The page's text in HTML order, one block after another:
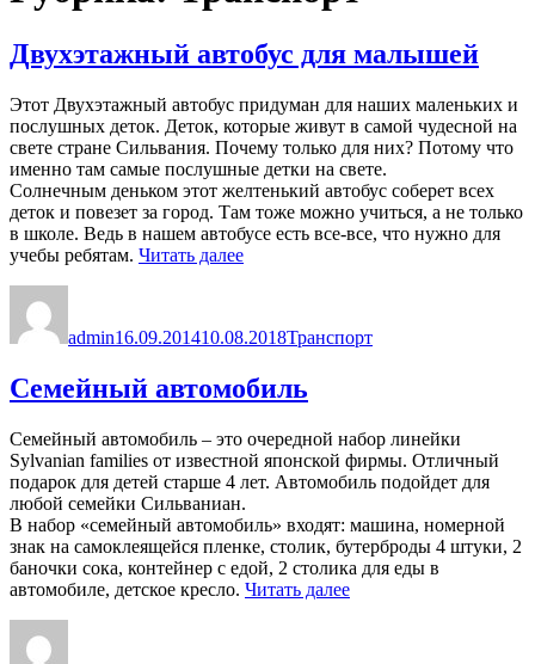
Двухэтажный автобус для малышей
Этот Двухэтажный автобус придуман для наших маленьких и
послушных деток. Деток, которые живут в самой чудесной на
свете стране Сильвания. Почему только для них? Потому что
именно там самые послушные детки на свете.
Солнечным деньком этот желтенький автобус соберет всех
деток и повезет за город. Там тоже можно учиться, а не только
в школе. Ведь в нашем автобусе есть все-все, что нужно для
учебы ребятам. Читать далее«Двухэтажный
admin16.09.201410.08.2018Транспорт
Семейный автомобиль
Семейный автомобиль – это очередной набор линейки
Sylvanian families от известной японской фирмы. Отличный
подарок для детей старше 4 лет. Автомобиль подойдет для
любой семейки Сильваниан.
В набор «семейный автомобиль» входят: машина, номерной
знак на самоклеящейся пленке, столик, бутерброды 4 штуки, 2
баночки сока, контейнер с едой, 2 столика для еды в
автомобиле, детское кресло. Читать далее«Семейный